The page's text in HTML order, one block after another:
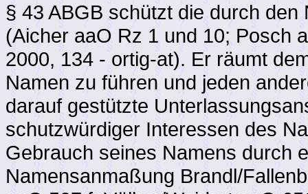
§ 43 ABGB schützt die durch
(Aicher aaO Rz 1 und 10; Posch
2000, 134 - ortig-at). Er räumt
Namen zu führen und jeden
darauf gestützte
schutzwürdiger Interessen des
Gebrauch seines Namens durch
Namensanmaßung Brandl/